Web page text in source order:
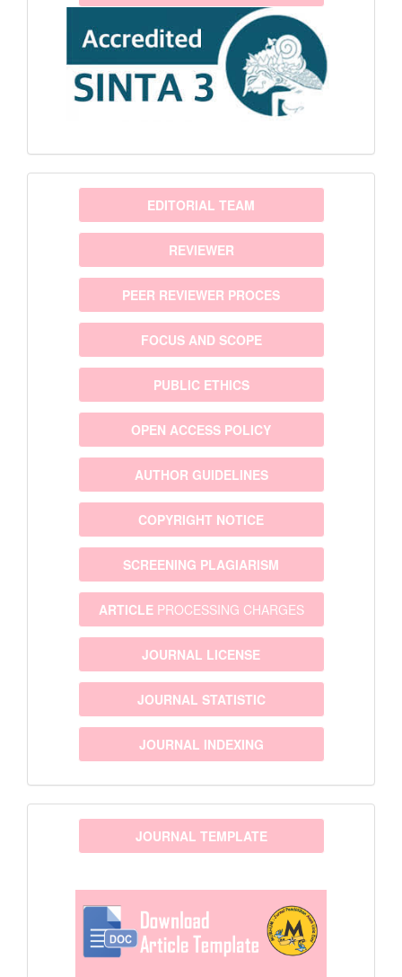
menu EDITORIAL TEAM
REVIEWER
PEER REVIEWER PROCES
FOCUS AND SCOPE
PUBLIC ETHICS
OPEN ACCESS POLICY
AUTHOR GUIDELINES
COPYRIGHT NOTICE
SCREENING PLAGIARISM
ARTICLEPROCESSING CHARGES
JOURNAL LICENSE
JOURNAL STATISTIC
JOURNAL INDEXING
templateJOURNAL TEMPLATE